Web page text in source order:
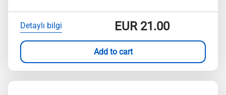
Detaylı bilgi EUR21.00
Add to cart